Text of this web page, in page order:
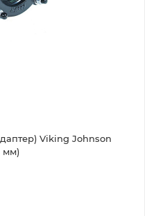
Viking Johnson
мм)